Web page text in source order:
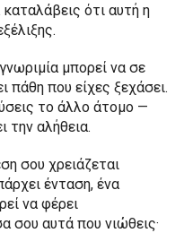
ότι αυτή η
μπορεί να σε
πάθη που είχες ξεχάσει.
το άλλο άτομο —
την αλήθεια.
σου χρειάζεται
ένταση, ένα
να φέρει
σου αυτά που νιώθεις·